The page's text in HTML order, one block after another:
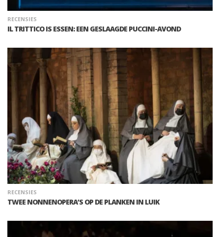
RECENSIES
IL TRITTICO IS ESSEN: EEN GESLAAGDE PUCCINI-AVOND
RECENSIES
TWEE NONNENOPERA’S OP DE PLANKEN IN LUIK